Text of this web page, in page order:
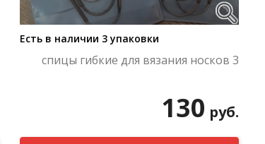
Есть в наличии 3 упаковки
спицы гибкие для вязания носков 3
130 руб.